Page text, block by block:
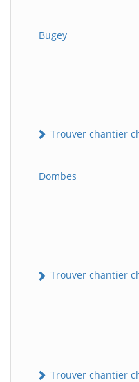
Bugey
Trouver chantier
Dombes
Trouver chantier
Trouver chantier